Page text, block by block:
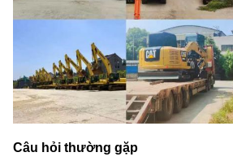
Câu hỏi thường gặp